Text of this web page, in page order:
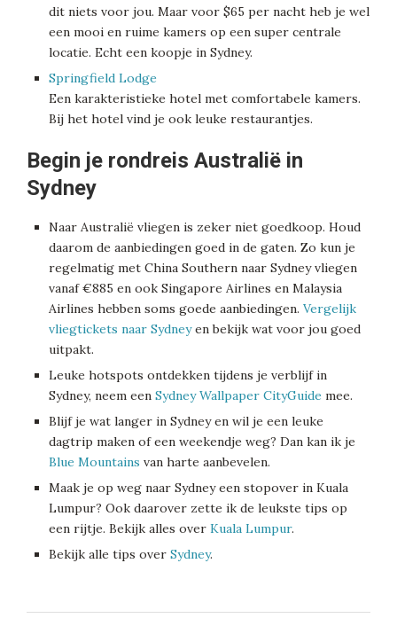
dit niets voor jou. Maar voor $65 per nacht heb je wel
een mooi en ruime kamers op een super centrale
locatie. Echt een koopje in Sydney.
Springfield Lodge
Een karakteristieke hotel met comfortabele kamers.
Bij het hotel vind je ook leuke restaurantjes.
Begin je rondreis Australië in
Sydney
Naar Australië vliegen is zeker niet goedkoop. Houd
daarom de aanbiedingen goed in de gaten. Zo kun je
regelmatig met China Southern naar Sydney vliegen
vanaf €885 en ook Singapore Airlines en Malaysia
Airlines hebben soms goede aanbiedingen. Vergelijk
vliegtickets naar Sydneyen bekijk wat voor jou goed
uitpakt.
Leuke hotspots ontdekken tijdens je verblijf in
Sydney, neem een Sydney Wallpaper CityGuide mee.
Blijf je wat langer in Sydney en wil je een leuke
dagtrip maken of een weekendje weg? Dan kan ik je
Blue Mountains van harte aanbevelen.
Maak je op weg naar Sydney een stopover in Kuala
Lumpur? Ook daarover zette ik de leukste tips op
een rijtje. Bekijk alles over Kuala Lumpur.
Bekijk alle tips over Sydney.